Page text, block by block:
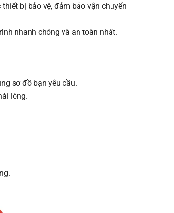
bị bảo vệ, đảm bảo vận chuyển
nhanh chóng và an toàn nhất.
sơ đồ bạn yêu cầu.
lòng.